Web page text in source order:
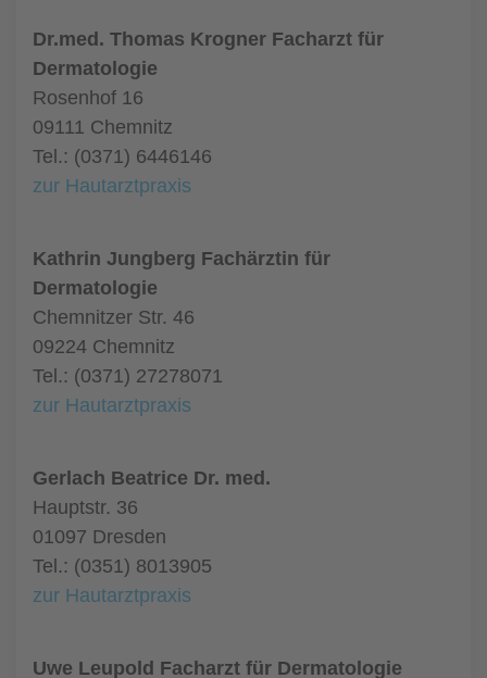
Dr.med. Thomas Krogner Facharzt für
Dermatologie
Rosenhof 16
09111 Chemnitz
Tel.: (0371) 6446146
zur Hautarztpraxis
Kathrin Jungberg Fachärztin für
Dermatologie
Chemnitzer Str. 46
09224 Chemnitz
Tel.: (0371) 27278071
zur Hautarztpraxis
Gerlach Beatrice Dr. med.
Hauptstr. 36
01097 Dresden
Tel.: (0351) 8013905
zur Hautarztpraxis
Uwe Leupold Facharzt für Dermatologie